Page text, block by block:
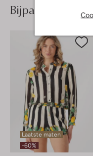
Bijpassende
Laatste maten
-60%